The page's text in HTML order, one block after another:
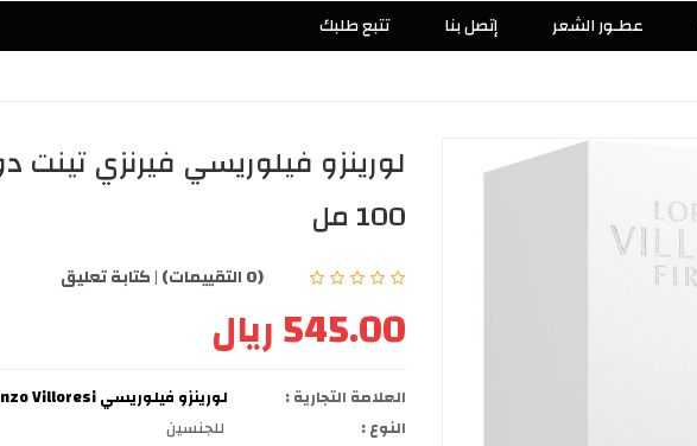
عطـور الشعر إتصل بنا تتبع طلبك
لورينزو فيلوريسي فيرنزي تينت
100 مل
(0 التقييمات) |كتابة تعليق
545.00 ريال
العلامة التجارية :
لورينزو فيلوريسي Lorenzo Villoresi
النوع :
للجنسين